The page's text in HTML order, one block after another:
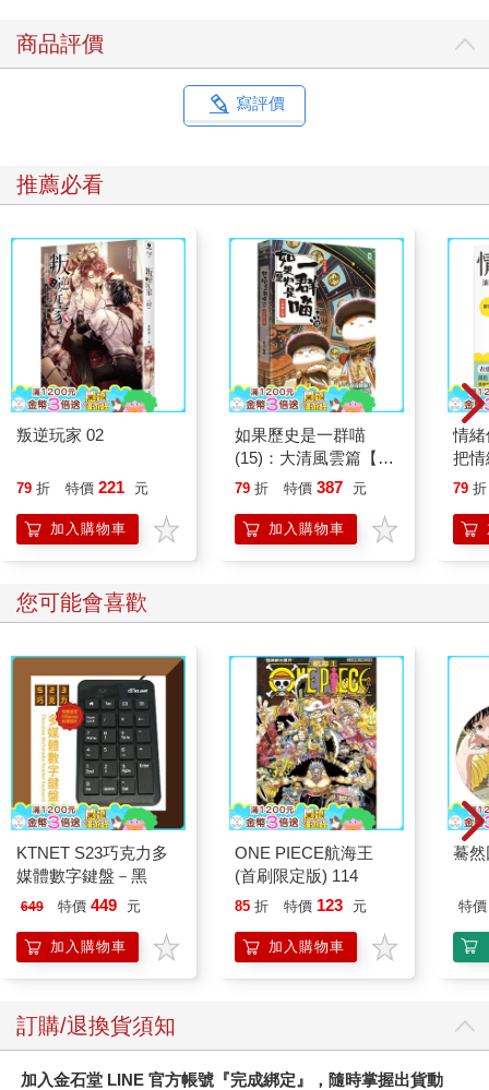
商品評價
寫評價
推薦必看
叛逆玩家 02
79 折 特價 221 元
加入購物車
如果歷史是一群喵
(15)：大清風雲篇【萌
貓漫畫學歷史】
79 折 特價 387 元
加入購物車
情
把
誰
79 折
您可能會喜歡
KTNET S23巧克力多
媒體數字鍵盤－黑
649 特價 449 元
加入購物車
ONE PIECE航海王
(首刷限定版) 114
85 折 特價 123 元
加入購物車
驀
特價
訂購/退換貨須知
加入金石堂 LINE 官方帳號『完成綁定』，隨時掌握出貨動